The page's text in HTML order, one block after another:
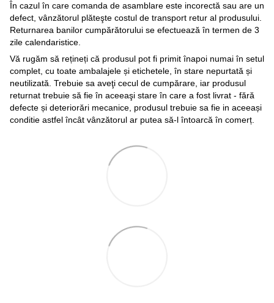
În cazul în care comanda de asamblare este incorectă sau are un
defect, vânzătorul plăteşte costul de transport retur al produsului.
Returnarea banilor cumpărătorului se efectuează în termen de 3
zile calendaristice.
Vă rugăm să rețineți că produsul pot fi primit înapoi numai în setul
complet, cu toate ambalajele și etichetele, în stare nepurtată și
neutilizată. Trebuie sa aveţi cecul de cumpărare, iar produsul
returnat trebuie să fie în aceeaşi stare în care a fost livrat - fără
defecte și deteriorări mecanice, produsul trebuie sa fie in aceeași
conditie astfel încât vânzătorul ar putea să-l întoarcă în comerț.